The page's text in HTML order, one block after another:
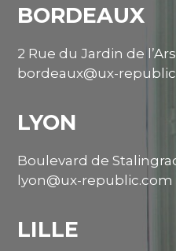
BORDEAUX
2 Rue du Jardin de
bordeaux@ux-
LYON
Boulevard de
lyon@ux-republic.com
LILLE